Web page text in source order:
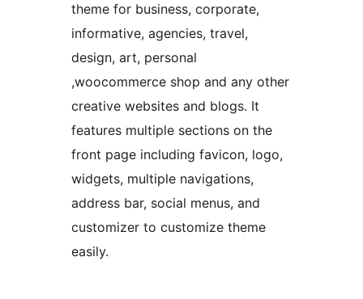
theme for business, corporate,
informative, agencies, travel,
design, art, personal
,woocommerce shop and any other
creative websites and blogs. It
features multiple sections on the
front page including favicon, logo,
widgets, multiple navigations,
address bar, social menus, and
customizer to customize theme
easily.